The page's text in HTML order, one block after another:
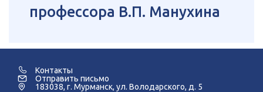
профессора В.П. Манухина
Контакты
Отправить письмо
183038, г. Мурманск, ул. Володарского, д. 5